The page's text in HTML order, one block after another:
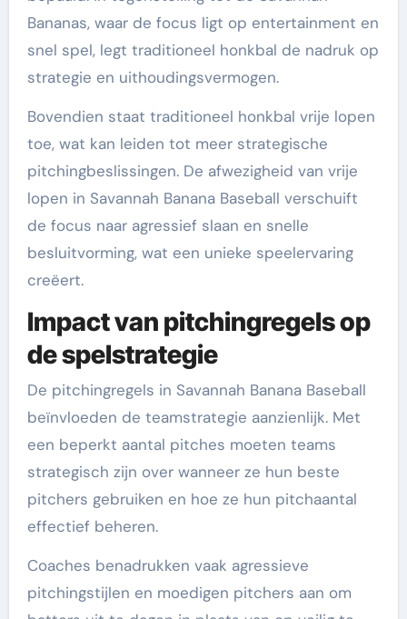
Bananas, waar de focus ligt op entertainment en
snel spel, legt traditioneel honkbal de nadruk op
strategie en uithoudingsvermogen.
Bovendien staat traditioneel honkbal vrije lopen
toe, wat kan leiden tot meer strategische
pitchingbeslissingen. De afwezigheid van vrije
lopen in Savannah Banana Baseball verschuift
de focus naar agressief slaan en snelle
besluitvorming, wat een unieke speelervaring
creëert.
Impact van pitchingregels op
de spelstrategie
De pitchingregels in Savannah Banana Baseball
beïnvloeden de teamstrategie aanzienlijk. Met
een beperkt aantal pitches moeten teams
strategisch zijn over wanneer ze hun beste
pitchers gebruiken en hoe ze hun pitchaantal
effectief beheren.
Coaches benadrukken vaak agressieve
pitchingstijlen en moedigen pitchers aan om